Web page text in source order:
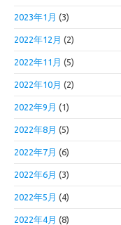
2023年1月 (3)
2022年12月 (2)
2022年11月 (5)
2022年10月 (2)
2022年9月 (1)
2022年8月 (5)
2022年7月 (6)
2022年6月 (3)
2022年5月 (4)
2022年4月 (8)